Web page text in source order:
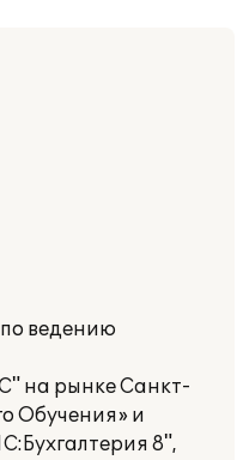
ведению
на рынке Санкт-
Обучения» и
8",